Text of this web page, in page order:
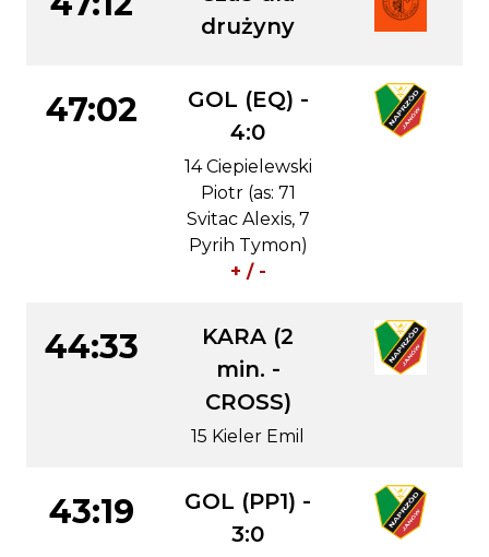
drużyny
47:02
GOL (EQ) -
4:0
14 Ciepielewski
Piotr (as: 71
Svitac Alexis, 7
Pyrih Tymon)
+ / -
44:33
KARA (2
min. -
CROSS)
15 Kieler Emil
43:19
GOL (PP1) -
3:0